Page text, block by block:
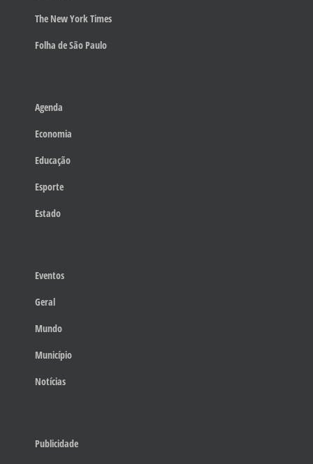
The New York Times
Folha de São Paulo
Agenda
Economia
Educação
Esporte
Estado
Eventos
Geral
Mundo
Município
Notícias
Publicidade